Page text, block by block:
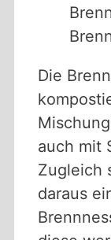
Die
auch mit
Zugleich
daraus